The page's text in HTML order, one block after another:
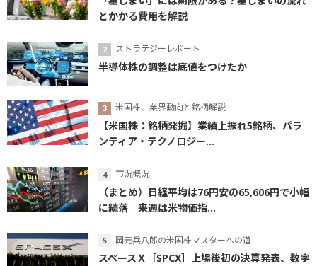
とかかる費用を解説
ストラテジーレポート
半導体株の調整は底値をつけたか
米国株、業界動向と銘柄解説
【米国株：銘柄発掘】業績上振れ5銘柄、パラ
ンティア・テクノロジー...
市況概況
（まとめ）日経平均は76円安の65,606円で小幅
に続落 来週は米物価指...
岡元兵八郎の米国株マスターへの道
スペースＸ［SPCX］上場後初の決算発表、数字